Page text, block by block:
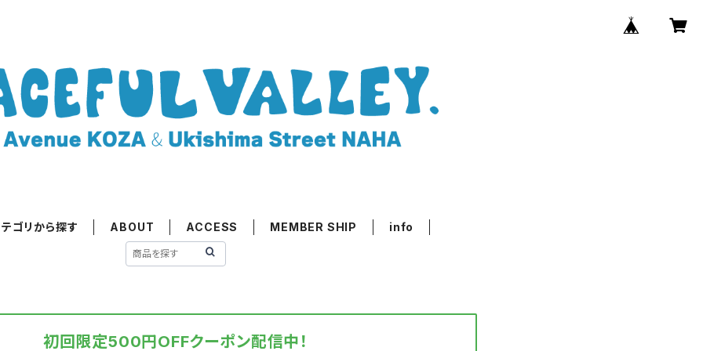
ゴリから探す ABOUT ACCESS MEMBER SHIP info
初回限定500円OFFクーポン配信中！